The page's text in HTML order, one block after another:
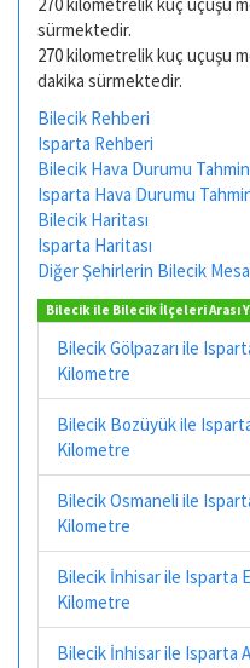
sürmektedir.
270 kilometrelik kuç uçuşu
dakika sürmektedir.
Bilecik Rehberi
Isparta Rehberi
Bilecik Hava Durumu
Isparta Hava Durumu
Bilecik Haritası
Isparta Haritası
Diğer Şehirlerin Bilecik
Bilecik ile Bilecik İlçeleri Arası
Bilecik Gölpazarı ile
Kilometre
Bilecik Bozüyük ile
Kilometre
Bilecik Osmaneli ile
Kilometre
Bilecik İnhisar ile Isparta
Kilometre
Bilecik İnhisar ile Isparta